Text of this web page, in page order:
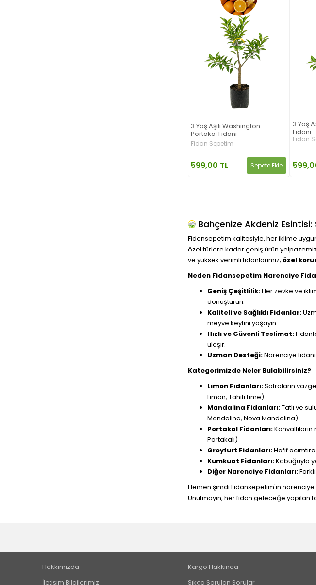
3 Yaş Aşılı Washington
Portakal Fidanı
Fidan Sepetim
599,00 TL Sepete Ekle
3 Yaş
Fidanı
Fidan
Bahçenize Akdeniz
Fidansepetim kalitesiyle, her iklime
özel türlere kadar geniş ürün
ve yüksek verimli fidanlarımız; özel
Neden Fidansepetim Narenciye
Geniş Çeşitlilik:Her zevke ve
dönüştürün.
Kaliteli ve Sağlıklı Fidanlar:
meyve keyfini yaşayın.
Hızlı ve Güvenli Teslimat:
ulaşır.
Uzman Desteği:Narenciye
Kategorimizde Neler Bulabilirsiniz?
Limon Fidanları:Sofraların
Limon, Tahiti Lime)
Mandalina Fidanları:Tatlı ve
Mandalina, Nova Mandalina)
Portakal Fidanları:
Portakalı)
Greyfurt Fidanları:Hafif
Kumkuat Fidanları:Kabuğuyla
Diğer Narenciye Fidanları:
Hemen şimdi Fidansepetim'in narenciye
Unutmayın, her fidan geleceğe yapılan
Hakkımızda
İletişim Bilgilerimiz
Kargo Hakkında
Sıkça Sorulan Sorular